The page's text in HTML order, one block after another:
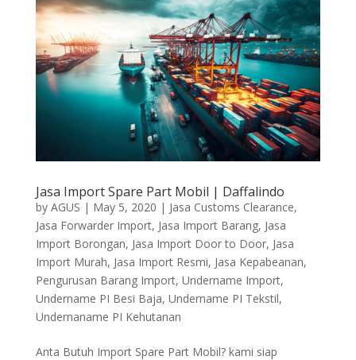
Jasa Import Spare Part Mobil | Daffalindo
by AGUS | May 5, 2020 | Jasa Customs Clearance,
Jasa Forwarder Import, Jasa Import Barang, Jasa
Import Borongan, Jasa Import Door to Door, Jasa
Import Murah, Jasa Import Resmi, Jasa Kepabeanan,
Pengurusan Barang Import, Undername Import,
Undername PI Besi Baja, Undername PI Tekstil,
Undernaname PI Kehutanan
Anta Butuh Import Spare Part Mobil? kami siap